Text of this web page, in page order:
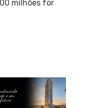
milhões for